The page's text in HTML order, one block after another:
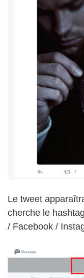
Le tweet
cherche le
/ Facebook /